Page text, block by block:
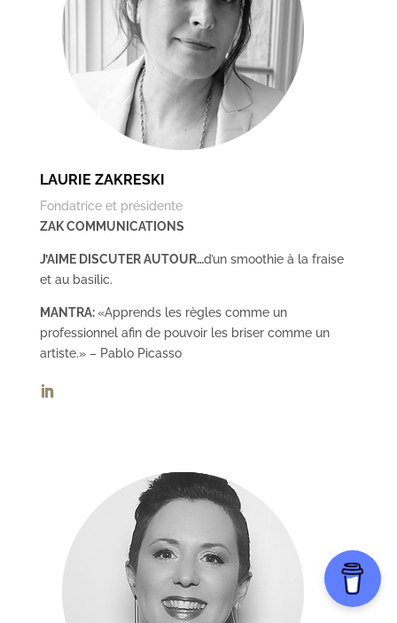
LAURIE ZAKRESKI
Fondatrice et présidente
ZAK COMMUNICATIONS
J’AIME DISCUTER AUTOUR…d’un smoothie à la fraise
et au basilic.
MANTRA:«Apprends les règles comme un
professionnel afin de pouvoir les briser comme un
artiste.» – Pablo Picasso